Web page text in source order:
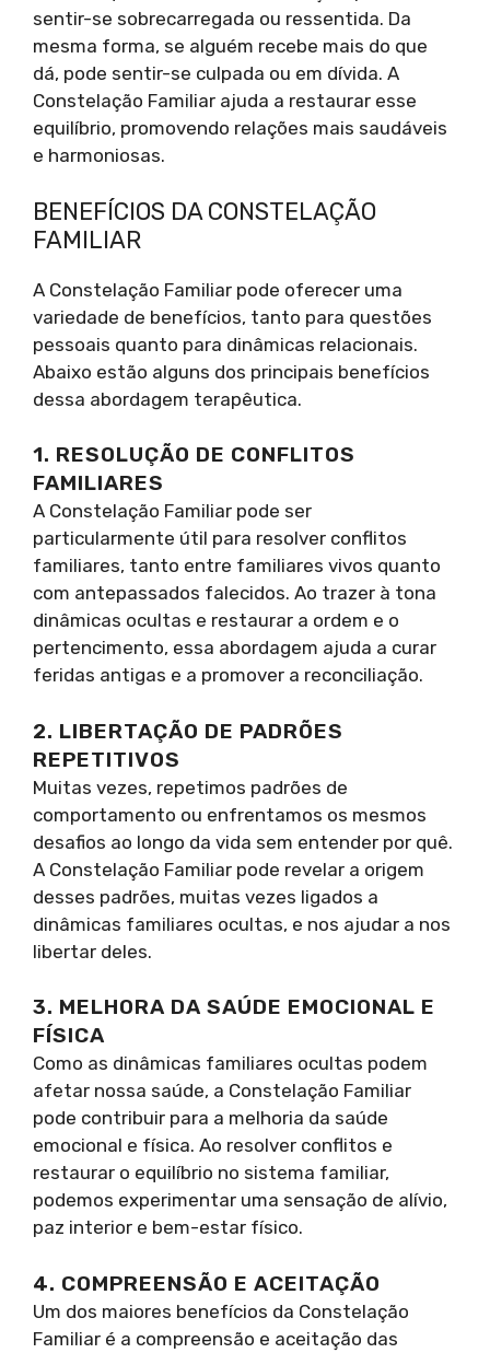
sentir-se sobrecarregada ou ressentida. Da
mesma forma, se alguém recebe mais do que
dá, pode sentir-se culpada ou em dívida. A
Constelação Familiar ajuda a restaurar esse
equilíbrio, promovendo relações mais saudáveis
e harmoniosas.
BENEFÍCIOS DA CONSTELAÇÃO
FAMILIAR
A Constelação Familiar pode oferecer uma
variedade de benefícios, tanto para questões
pessoais quanto para dinâmicas relacionais.
Abaixo estão alguns dos principais benefícios
dessa abordagem terapêutica.
1. RESOLUÇÃO DE CONFLITOS
FAMILIARES
A Constelação Familiar pode ser
particularmente útil para resolver conflitos
familiares, tanto entre familiares vivos quanto
com antepassados falecidos. Ao trazer à tona
dinâmicas ocultas e restaurar a ordem e o
pertencimento, essa abordagem ajuda a curar
feridas antigas e a promover a reconciliação.
2. LIBERTAÇÃO DE PADRÕES
REPETITIVOS
Muitas vezes, repetimos padrões de
comportamento ou enfrentamos os mesmos
desafios ao longo da vida sem entender por quê.
A Constelação Familiar pode revelar a origem
desses padrões, muitas vezes ligados a
dinâmicas familiares ocultas, e nos ajudar a nos
libertar deles.
3. MELHORA DA SAÚDE EMOCIONAL E
FÍSICA
Como as dinâmicas familiares ocultas podem
afetar nossa saúde, a Constelação Familiar
pode contribuir para a melhoria da saúde
emocional e física. Ao resolver conflitos e
restaurar o equilíbrio no sistema familiar,
podemos experimentar uma sensação de alívio,
paz interior e bem-estar físico.
4. COMPREENSÃO E ACEITAÇÃO
Um dos maiores benefícios da Constelação
Familiar é a compreensão e aceitação das